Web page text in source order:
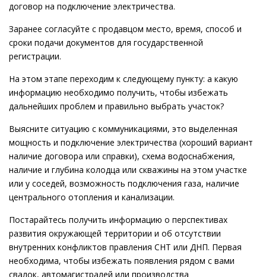
договор на подключение электричества.
Заранее согласуйте с продавцом место, время, способ и
сроки подачи документов для государственной
регистрации.
На этом этапе переходим к следующему пункту: а какую
информацию необходимо получить, чтобы избежать
дальнейших проблем и правильно выбрать участок?
Выясните ситуацию с коммуникациями, это выделенная
мощность и подключение электричества (хороший вариант
наличие договора или справки), схема водоснабжения,
наличие и глубина колодца или скважины на этом участке
или у соседей, возможность подключения газа, наличие
центрального отопления и канализации.
Постарайтесь получить информацию о перспективах
развития окружающей территории и об отсутствии
внутренних конфликтов правления СНТ или ДНП. Первая
необходима, чтобы избежать появления рядом с вами
свалок, автомагистралей или производства